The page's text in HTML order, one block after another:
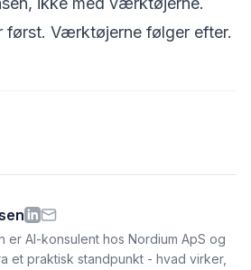
først. Værktøjerne følger efter.
er AI-konsulent hos Nordium ApS og
et praktisk standpunkt - hvad virker,